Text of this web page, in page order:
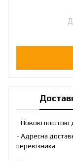
- Новою поштою
- Адресна
перевізника